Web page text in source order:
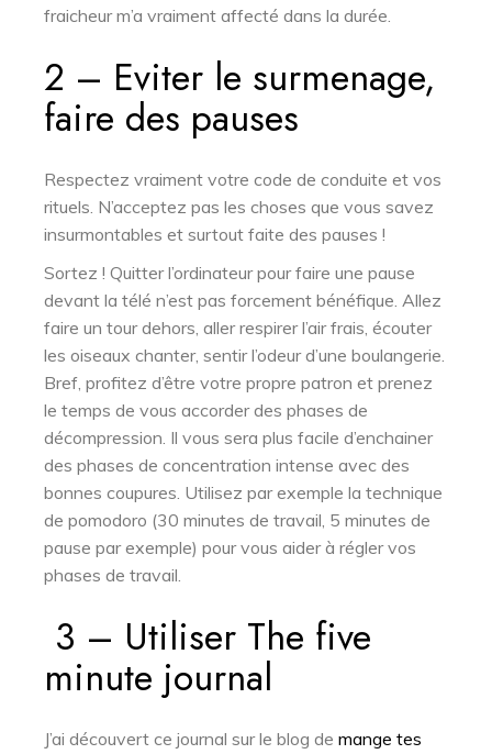
fraicheur m’a vraiment affecté dans la durée.
2 – Eviter le surmenage,
faire des pauses
Respectez vraiment votre code de conduite et vos
rituels. N’acceptez pas les choses que vous savez
insurmontables et surtout faite des pauses !
Sortez ! Quitter l’ordinateur pour faire une pause
devant la télé n’est pas forcement bénéfique. Allez
faire un tour dehors, aller respirer l’air frais, écouter
les oiseaux chanter, sentir l’odeur d’une boulangerie.
Bref, profitez d’être votre propre patron et prenez
le temps de vous accorder des phases de
décompression. Il vous sera plus facile d’enchainer
des phases de concentration intense avec des
bonnes coupures. Utilisez par exemple la technique
de pomodoro (30 minutes de travail, 5 minutes de
pause par exemple) pour vous aider à régler vos
phases de travail.
3 – Utiliser The five
minute journal
J’ai découvert ce journal sur le blog demange tes